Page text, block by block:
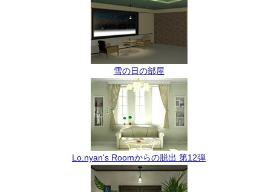
雪の日の部屋
Lo.nyan's Roomからの脱出 第12弾